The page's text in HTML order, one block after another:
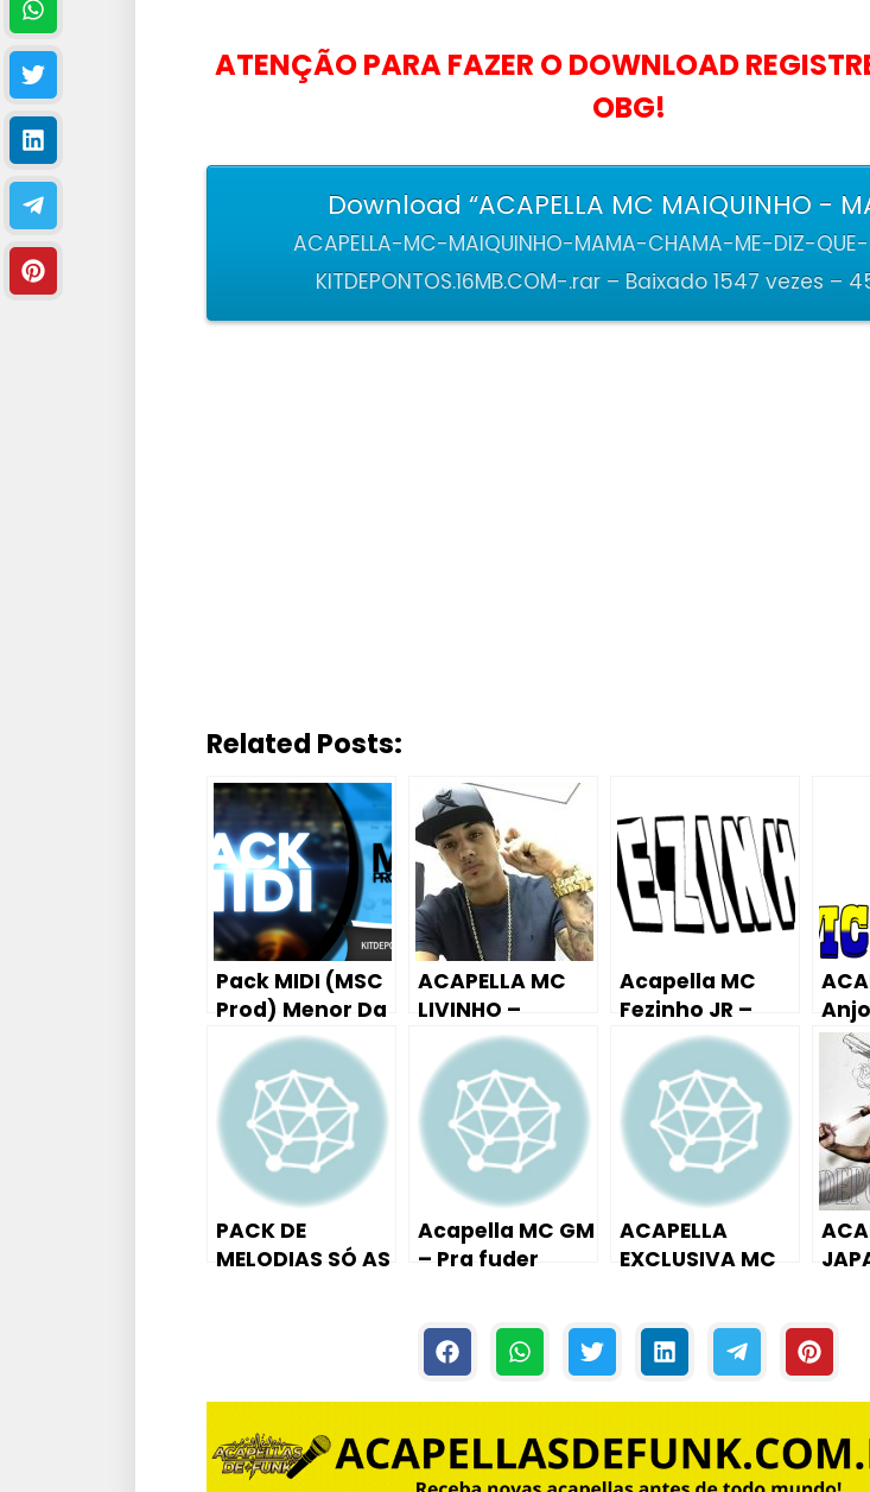
ATENÇÃO PARA FAZER O DOWNLOAD
OBG!
Download “ACAPELLA MC MAIQUINHO -
ACAPELLA-MC-MAIQUINHO-MAMA-CHAMA-ME-DIZ-
KITDEPONTOS.16MB.COM-.rar – Baixado 1547 vezes –
Related Posts:
Pack MIDI (MSC
Prod) Menor Da
VG, Don Juan,
Juninho JR, Davi
e MC Livinho??
ACAPELLA MC
LIVINHO –
MEDLEY ,Joga o
Botico, Ppk Do
Mal, Mulher
Kama Sutra,
Taca a Popa no
Pai Etc… ??
Acapella MC
Fezinho JR –
Novinha
Saliente ?
pra
PACK DE
MELODIAS SÓ AS
Acapella MC GM
– Pra fuder
ACAPELLA
EXCLUSIVA MC